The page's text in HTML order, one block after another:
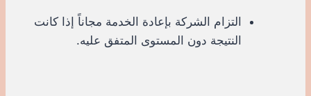
التزام الشركة بإعادة الخدمة مجاناً إذا كانت
النتيجة دون المستوى المتفق عليه.